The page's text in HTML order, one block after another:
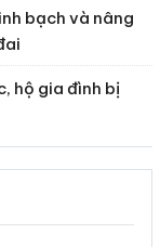
bạch và nâng
hộ gia đình bị